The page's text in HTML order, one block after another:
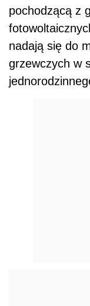
pochodzącą z
nadają się do
grzewczych w